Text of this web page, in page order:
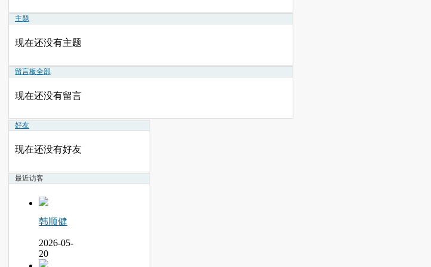
主题
现在还没有主题
留言板全部
现在还没有留言
好友
现在还没有好友
最近访客
韩顺健
2026-05-
20